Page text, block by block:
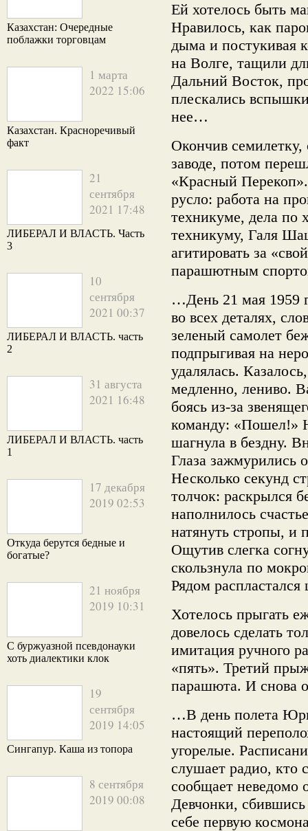
Казахстан: Очередные
поблажки торговцам
1 марта
2022 15:06
Казахстан. Красноречивый
факт
21
сентября
2021 17:48
ЛИБЕРАЛ И ВЛАСТЬ. Часть
3
10
сентября
2021 00:37
ЛИБЕРАЛ И ВЛАСТЬ. часть
2
31 августа
2021 16:48
ЛИБЕРАЛ И ВЛАСТЬ. часть
1
17 декабря
2019 02:53
Откуда берутся бедные и
богатые?
21 ноября
2019 10:31
С буржуазной псевдонауки
хоть диалектики клок
19
сентября
2019 14:05
Сингапур. Каша из топора
8 сентября
2019 00:08
Ей хотелось быть
Нравилось, как
дыма и постукивая
на Волге, тащили
Дальний Восток,
плескались
нее…
Окончив
заводе, потом
«Красный
русло: работа на
техникуме, дела по
техникуму, Галя
агитировать за
парашютным
…День 21 мая 1959
во всех деталях,
зеленый самолет
подпрыгивая на
удалялась.
медленно, лениво.
боясь из-за
команду: «Пошел!»
шагнула в бездну.
Глаза зажмурились
Несколько секунд
толчок: раскрылся
наполнилось
натянуть стропы, и
Ощутив слегка
скользнула по
Рядом
Хотелось прыгать
довелось сделать
имитация ручного
«пять». Третий
парашюта. И снова
…В день полета
настоящий
угорелые.
слушает радио, кто
сообщает неведомо
Девчонки, сбившись
себе первую